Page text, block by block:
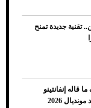
تقنية جديدة تمنح
إنفانتينو
2026